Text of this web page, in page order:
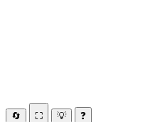
🔄 ⛶ 💡 ❓